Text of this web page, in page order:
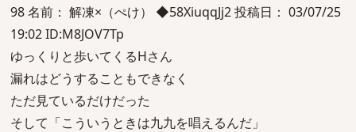
98 名前： 解凍×（ぺけ） ◆58XiuqqJj2 投稿日： 03/07/25
19:02 ID:M8JOV7Tp
ゆっくりと歩いてくるHさん
漏れはどうすることもできなく
ただ見ているだけだった
そして「こういうときは九九を唱えるんだ」